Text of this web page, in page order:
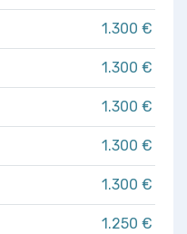
1.300 €
1.300 €
1.300 €
1.300 €
1.300 €
1.250 €